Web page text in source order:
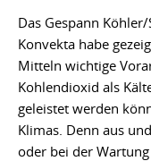
Das Gespann
Konvekta habe
Mitteln wichtige
Kohlendioxid als
geleistet werden
Klimas. Denn aus
oder bei der